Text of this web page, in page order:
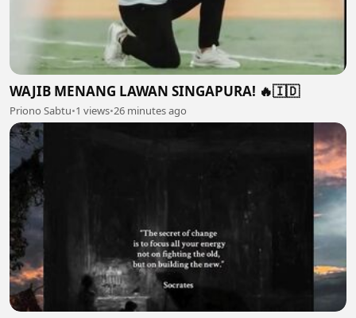
WAJIB MENANG LAWAN SINGAPURA! 🔥🇮🇩
Priono Sabtu•1 views•26 minutes ago